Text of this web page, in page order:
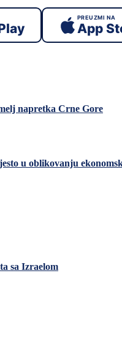
PREUZMI NA
App
napretka Crne Gore
u oblikovanju
sa Izraelom